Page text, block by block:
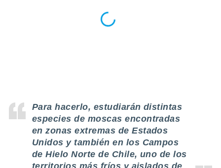
posible
Para hacerlo, estudiarán distintas
especies de moscas encontradas
en zonas extremas de Estados
Unidos y también en los Campos
de Hielo Norte de Chile, uno de los
territorios más fríos y aislados de